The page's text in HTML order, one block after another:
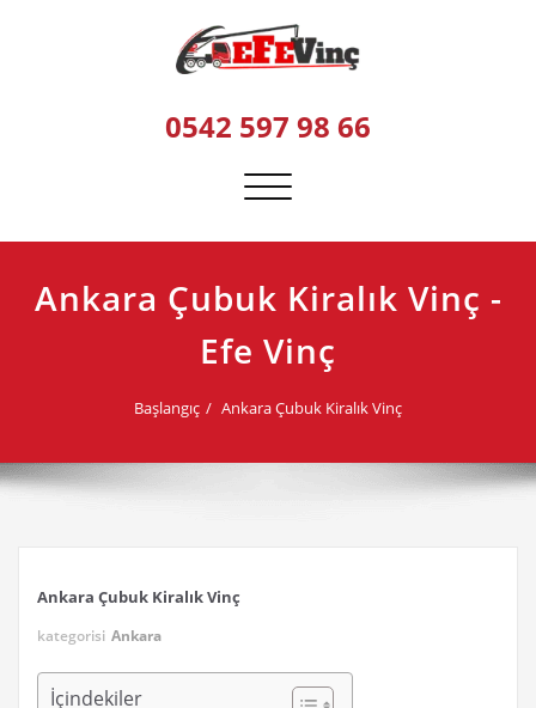
0542 597 98 66
Navigasyonu
Ankara Çubuk Kiralık Vinç -
Efe Vinç
Başlangıç Ankara Çubuk Kiralık Vinç
Ankara Çubuk Kiralık Vinç
kategorisi Ankara
İçindekiler